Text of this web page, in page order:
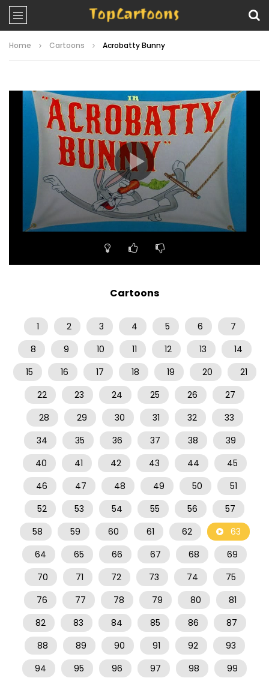
Home Cartoons Acrobatty Bunny
Video
Cartoons
1 2 3 4 5 6
7
8
9 10 11 12 13
14
15
16 17 18 19 20
21
22
23 24 25 26
27
28
29 30 31 32
33
34
35 36 37 38
39
40
41 42 43 44
45
46
47 48 49 50
51
52
53 54 55 56
57
58
59 60 61 62
63
64
65 66 67 68
69
70
71 72 73 74
75
76
77 78 79 80
81
82
83 84 85 86
87
88
89 90 91 92
93
94
95 96 97 98
99